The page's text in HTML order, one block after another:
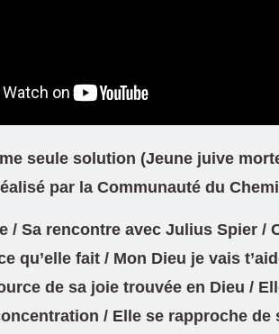
seule solution (Jeune juive
par la Communauté du
/ Sa rencontre avec Julius Spier /
qu’elle fait / Mon Dieu je vais
de sa joie trouvée en Dieu /
/ Elle se rapproche de